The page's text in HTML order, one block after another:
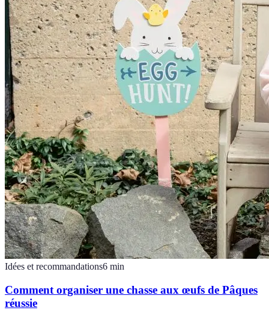
Idées et recommandations6 min
Comment organiser une chasse aux œufs de Pâques
réussie